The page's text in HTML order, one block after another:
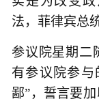
法，菲律宾总
参议院星期二
有参议院参与
鄙”，誓言要